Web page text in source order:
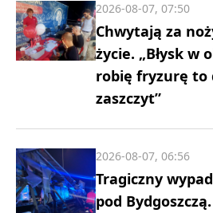
Chwytają za
życie. „Błysk w
robię fryzurę to
zaszczyt”
2026-08-07, 07:50
Tragiczny
pod
2026-08-07, 06:56